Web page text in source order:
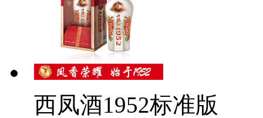
西凤酒1952标准版